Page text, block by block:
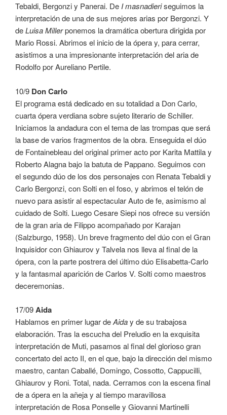
Tebaldi, Bergonzi y Panerai. De I masnadieriseguimos la
interpretación de una de sus mejores arias por Bergonzi. Y
deLuisa Millerponemos la dramática obertura dirigida por
Mario Rossi. Abrimos el inicio de la ópera y, para cerrar,
asistimos a una impresionante interpretación del aria de
Rodolfo por Aureliano Pertile.
10/9 Don Carlo
El programa está dedicado en su totalidad a Don Carlo,
cuarta ópera verdiana sobre sujeto literario de Schiller.
Iniciamos la andadura con el tema de las trompas que será
la base de varios fragmentos de la obra. Enseguida el dúo
de Fontainebleau del original primer acto por Karita Mattila y
Roberto Alagna bajo la batuta de Pappano. Seguimos con
el segundo dúo de los dos personajes con Renata Tebaldi y
Carlo Bergonzi, con Solti en el foso, y abrimos el telón de
nuevo para asistir al espectacular Auto de fe, asimismo al
cuidado de Solti. Luego Cesare Siepi nos ofrece su versión
de la gran aria de Filippo acompañado por Karajan
(Salzburgo, 1958). Un breve fragmento del dúo con el Gran
Inquisidor con Ghiaurov y Talvela nos lleva al final de la
ópera, con la parte postrera del último dúo Elisabetta-Carlo
y la fantasmal aparición de Carlos V. Solti como maestros
deceremonias.
17/09Aida
Hablamos en primer lugar deAiday de su trabajosa
elaboración. Tras la escucha del Preludio en la exquisita
interpretación de Muti, pasamos al final del glorioso gran
concertato del acto II, en el que, bajo la dirección del mismo
maestro, cantan Caballé, Domingo, Cossotto, Cappucilli,
Ghiaurov y Roni. Total, nada. Cerramos con la escena final
de a ópera en la añeja y al tiempo maravillosa
interpretación de Rosa Ponselle y Giovanni Martinelli